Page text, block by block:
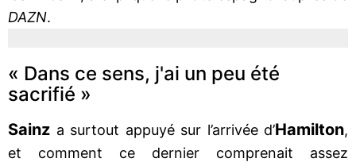
DAZN.
« Dans ce sens, j'ai un peu été
sacrifié »
Sainz a surtout appuyé sur l’arrivée d’Hamilton,
et comment ce dernier comprenait assez